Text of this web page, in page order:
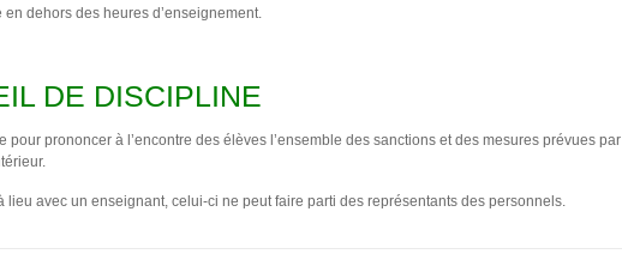
en dehors des heures d’enseignement.
DE DISCIPLINE
pour prononcer à l’encontre des élèves l’ensemble des sanctions et des mesures prévues par
lieu avec un enseignant, celui-ci ne peut faire parti des représentants des personnels.